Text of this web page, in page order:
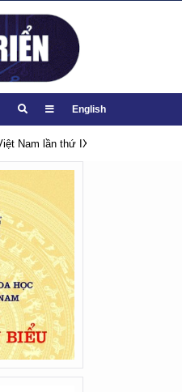
English
Hướng tới Đại hội lần thứ XIV